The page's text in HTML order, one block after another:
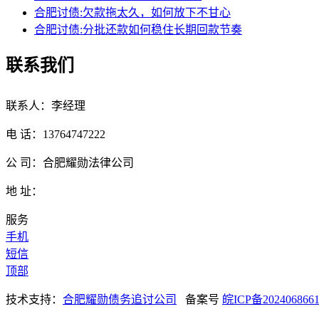
合肥讨债:欠款拖太久，如何放下不甘心
合肥讨债:分批还款如何稳住长期回款节奏
联系我们
联系人：李经理
电 话：13764747222
公 司：合肥耀勋法律公司
地 址：
服务
手机
短信
顶部
技术支持： 合肥耀勋债务追讨公司 备案号 皖ICP备